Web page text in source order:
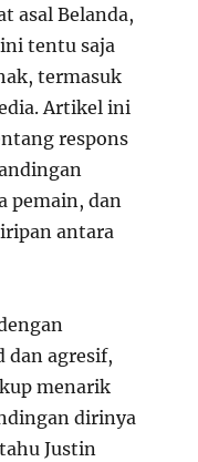
asal Belanda,
tentu saja
termasuk
Artikel ini
respons
pemain, dan
antara
dan agresif,
menarik
dirinya
Justin